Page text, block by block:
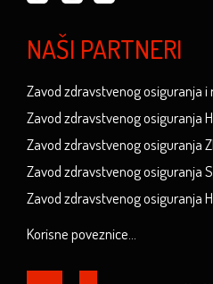
NAŠI PARTNERI
Zavod zdravstvenog osiguranja i
Zavod zdravstvenog osiguranja
Zavod zdravstvenog osiguranja
Zavod zdravstvenog osiguranja
Zavod zdravstvenog osiguranja
Korisne poveznice...